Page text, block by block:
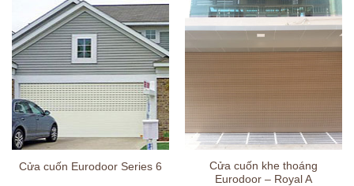
Cửa cuốn Eurodoor Series 6
Cửa cuốn khe thoáng
Eurodoor – Royal A